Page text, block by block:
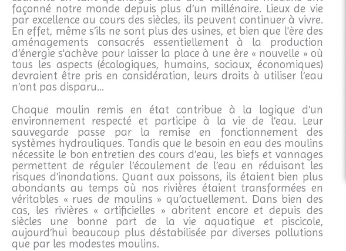
façonné notre monde depuis plus d’un millénaire. Lieux de vie
par excellence au cours des siècles, ils peuvent continuer à vivre.
En effet, même s’ils ne sont plus des usines, et bien que l'ère des
aménagements consacrés essentiellement à la production
d’énergie s'achève pour laisser la place à une ère « nouvelle » où
tous les aspects (écologiques, humains, sociaux, économiques)
devraient être pris en considération, leurs droits à utiliser l’eau
n’ont pas disparu…
Chaque moulin remis en état contribue à la logique d’un
environnement respecté et participe à la vie de l’eau. Leur
sauvegarde passe par la remise en fonctionnement des
systèmes hydrauliques. Tandis que le besoin en eau des moulins
nécessite le bon entretien des cours d’eau, les biefs et vannages
permettent de réguler l’écoulement de l’eau en réduisant les
risques d’inondations. Quant aux poissons, ils étaient bien plus
abondants au temps où nos rivières étaient transformées en
véritables « rues de moulins » qu’actuellement. Dans bien des
cas, les rivières « artificielles » abritent encore et depuis des
siècles une bonne part de la vie aquatique et piscicole,
aujourd’hui beaucoup plus déstabilisée par diverses pollutions
que par les modestes moulins.